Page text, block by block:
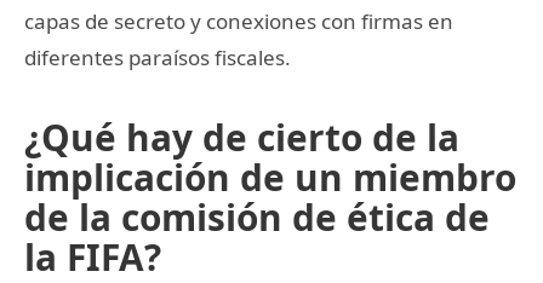
capas de secreto y conexiones con firmas en
diferentes paraísos fiscales.
¿Qué hay de cierto de la
implicación de un miembro
de la comisión de ética de
la FIFA?